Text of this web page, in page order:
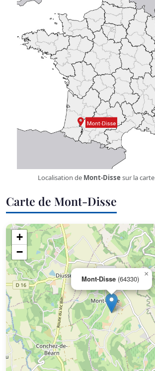
Localisation de Mont-Dissesur la
Carte de Mont-Disse
Mont-Disse (64330)
×
+
−